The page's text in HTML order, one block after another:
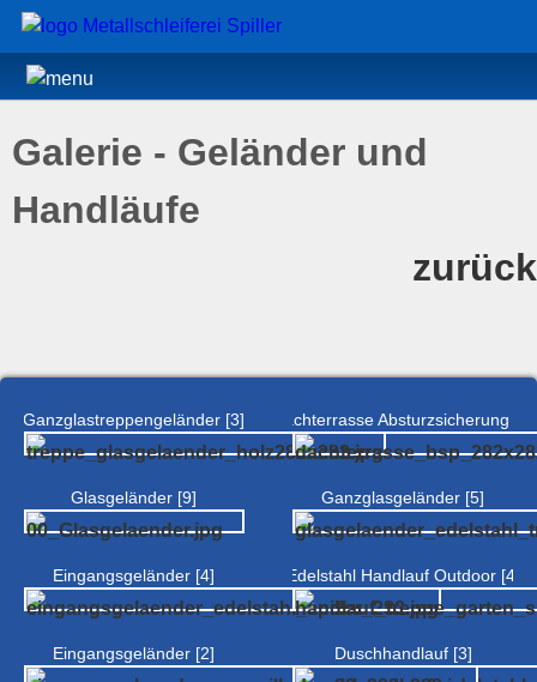
Galerie - Geländer und
Handläufe
zurück
Ganzglastreppengeländer [3] Dachterrasse Absturzsicherung [4]
Glasgeländer [9] Ganzglasgeländer [5]
Eingangsgeländer [4] Edelstahl Handlauf Outdoor [4]
Eingangsgeländer [2] Duschhandlauf [3]